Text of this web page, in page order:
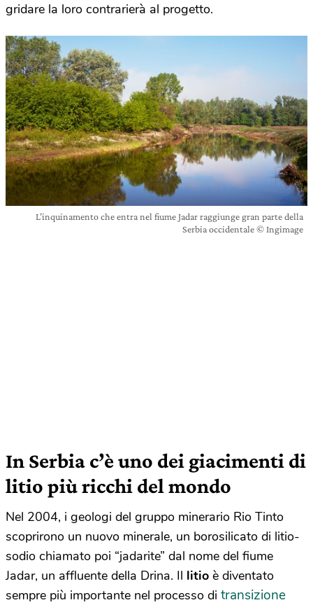
gridare la loro contrarierà al progetto.
L’inquinamento che entra nel fiume Jadar raggiunge gran parte della
Serbia occidentale © Ingimage
In Serbia c’è uno dei giacimenti di
litio più ricchi del mondo
Nel 2004, i geologi del gruppo minerario Rio Tinto
scoprirono un nuovo minerale, un borosilicato di litio-
sodio chiamato poi “jadarite” dal nome del fiume
Jadar, un affluente della Drina. Il litio è diventato
sempre più importante nel processo di transizione